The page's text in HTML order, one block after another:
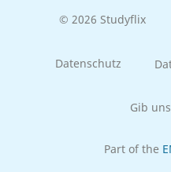
© 2026 Studyflix
Datenschutz
Gib
Part of the